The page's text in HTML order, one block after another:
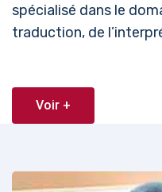
spécialisé dans le
traduction, de
Voir +